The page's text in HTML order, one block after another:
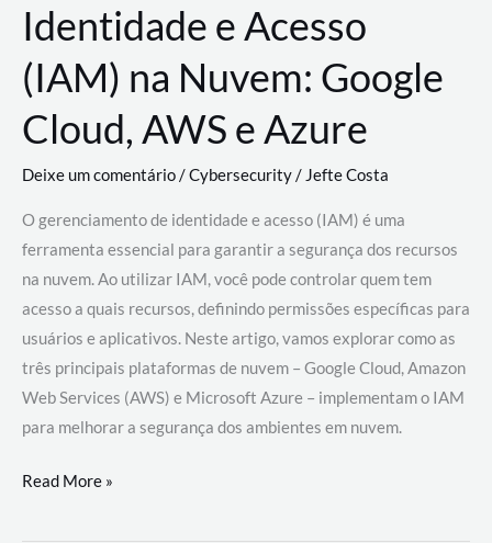
Identidade e Acesso
(IAM) na Nuvem: Google
Cloud, AWS e Azure
Deixe um comentário/Cybersecurity/ Jefte Costa
O gerenciamento de identidade e acesso (IAM) é uma
ferramenta essencial para garantir a segurança dos recursos
na nuvem. Ao utilizar IAM, você pode controlar quem tem
acesso a quais recursos, definindo permissões específicas para
usuários e aplicativos. Neste artigo, vamos explorar como as
três principais plataformas de nuvem – Google Cloud, Amazon
Web Services (AWS) e Microsoft Azure – implementam o IAM
para melhorar a segurança dos ambientes em nuvem.
Gerenciamento
Read More »